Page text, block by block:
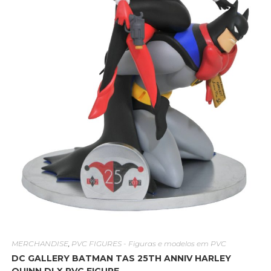
MERCHANDISE, PVC FIGURES - Figuras e modelos em PVC
DC GALLERY BATMAN TAS 25TH ANNIV HARLEY